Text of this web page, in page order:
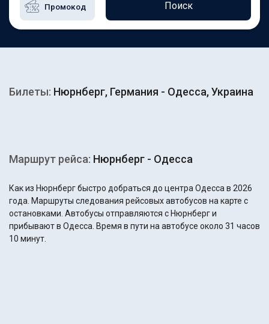
Поиск
Билеты: Нюрнберг, Германия - Одесса, Украина
Маршрут рейса: Нюрнберг - Одесса
Как из Нюрнберг быстро добраться до центра Одесса в 2026
года. Маршруты следования рейсовых автобусов на карте с
остановками. Автобусы отправляются с Нюрнберг и
прибывают в Одесса. Время в пути на автобусе около 31 часов
10 минут.